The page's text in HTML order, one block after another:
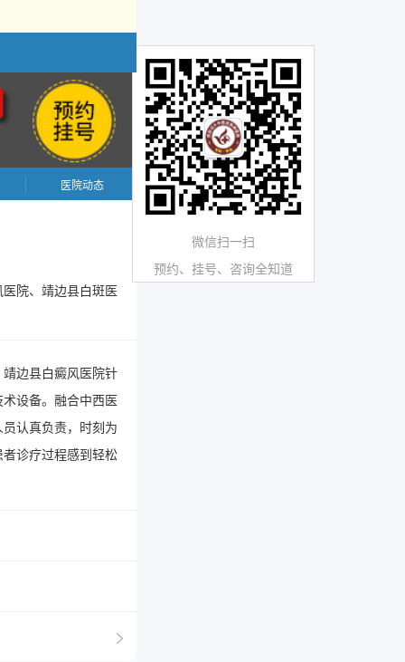
医院动态
院、靖边县白斑医
边县白癜风医院针
设备。融合中西医
认真负责，时刻为
诊疗过程感到轻松
微信扫一扫
预约、挂号、咨询全知道